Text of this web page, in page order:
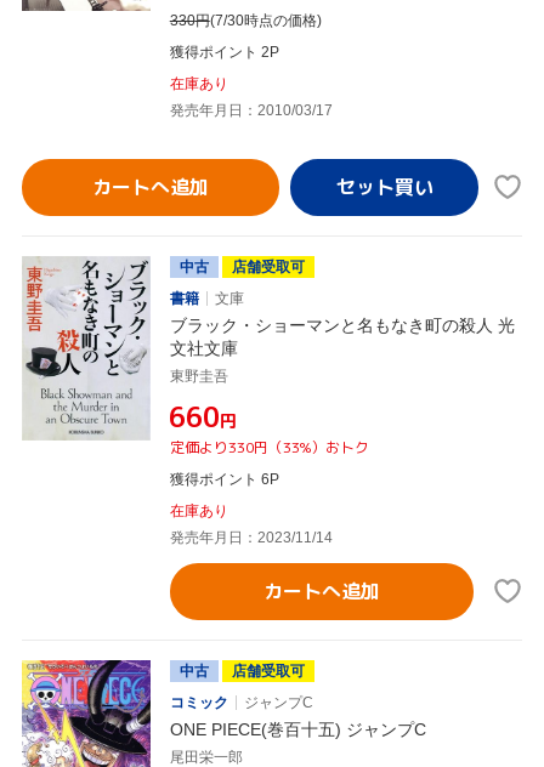
330円(7/30時点の価格)
獲得ポイント 2P
在庫あり
発売年月日：2010/03/17
カートへ追加
中古
店舗受取可
書籍
文庫
ブラック・ショーマンと名もなき町の殺人 光
文社文庫
東野圭吾
¥660円
定価より330円（33%）おトク
獲得ポイント 6P
在庫あり
発売年月日：2023/11/14
カートへ追加
中古
店舗受取可
コミック
ジャンプC
ONE PIECE(巻百十五) ジャンプC
尾田栄一郎